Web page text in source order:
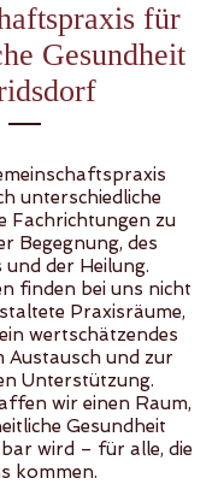
für
Gesundheit
unterschiedliche
Fachrichtungen zu
Begegnung, des
der Heilung.
finden bei uns nicht
Praxisräume,
wertschätzendes
Austausch und zur
Unterstützung.
wir einen Raum,
Gesundheit
wird – für alle, die
kommen.